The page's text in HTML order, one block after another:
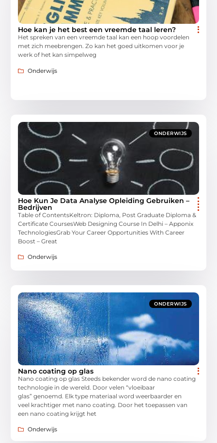
Hoe kan je het best een vreemde taal leren?
Het spreken van een vreemde taal kan een hoop voordelen
met zich meebrengen. Zo kan het goed uitkomen voor je
werk of het kan simpelweg
Onderwijs
ONDERWIJS
Hoe Kun Je Data Analyse Opleiding Gebruiken –
Bedrijven
Table of ContentsKeltron: Diploma, Post Graduate Diploma &
Certificate CoursesWeb Designing Course In Delhi – Apponix
TechnologiesGrab Your Career Opportunities With Career
Boost – Great
Onderwijs
ONDERWIJS
Nano coating op glas
Nano coating op glas Steeds bekender word de nano coating
technologie in de wereld. Door velen “vloeibaar
glas” genoemd. Elk type materiaal word weerbaarder en
veel krachtiger met nano coating. Door het toepassen van
een nano coating krijgt het
Onderwijs